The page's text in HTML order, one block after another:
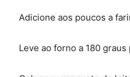
Adicione aos poucos a
Leve ao forno a 180